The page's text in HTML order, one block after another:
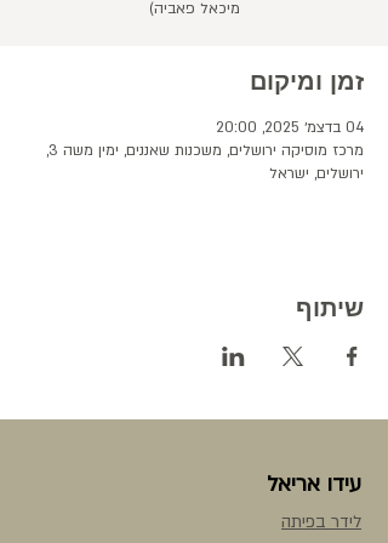
מיכאל פאביה)
זמן ומיקום
04 בדצמ׳ 2025, 20:00
מרכז מוסיקה ירושלים, משכנות שאננים, ימין משה 3,
ירושלים, ישראל
שיתוף
עידו אריאל
לידר בפיתה